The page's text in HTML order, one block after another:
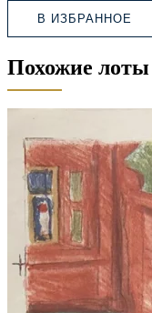
В ИЗБРАННОЕ
Похожие лоты